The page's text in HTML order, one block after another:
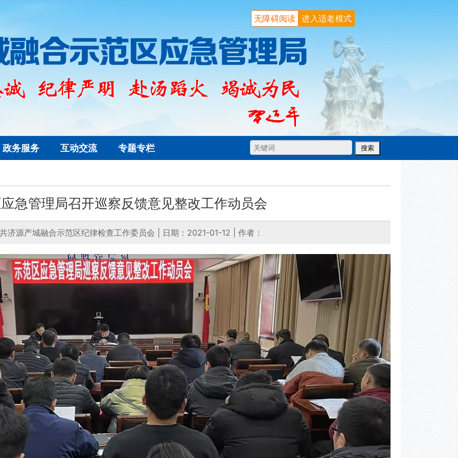
进入适老模式
无障碍阅读
政务服务 互动交流 专题专栏
急管理局召开巡察反馈意见整改工作动员会
济源产城融合示范区纪律检查工作委员会 日期：2021-01-12 作者：